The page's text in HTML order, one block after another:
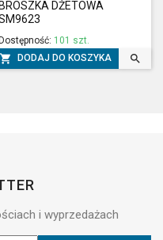
BROSZKA DŻETOWA
101 szt.
 DODAJ DO KOSZYKA 
i wyprzedażach